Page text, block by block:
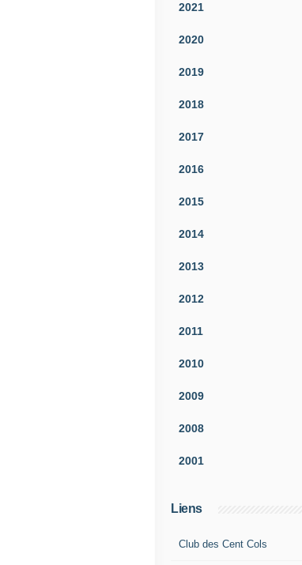
2021
2020
2019
2018
2017
2016
2015
2014
2013
2012
2011
2010
2009
2008
2001
Liens
Club des Cent Cols